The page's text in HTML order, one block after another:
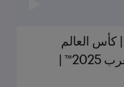
كأس العالم
للسيدات تحت 17 سنة FIFA المغرب 2025™ |